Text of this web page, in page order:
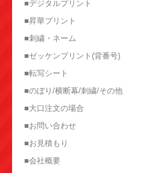
■デジタルプリント
■昇華プリント
■刺繍・ネーム
■ゼッケンプリント(背番号)
■転写シート
■のぼり/横断幕/刺繍/その他
■大口注文の場合
■お問い合わせ
■お見積もり
■会社概要